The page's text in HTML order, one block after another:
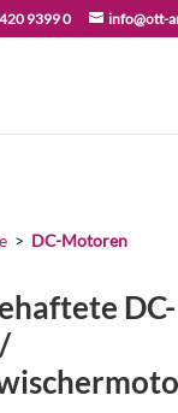
9399 0 info@ott-
> DC-Motoren
DC-